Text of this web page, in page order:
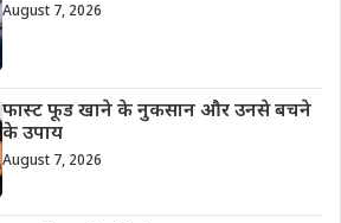
August 7, 2026
फास्ट फूड खाने के नुकसान और उनसे बचने
के उपाय
August 7, 2026